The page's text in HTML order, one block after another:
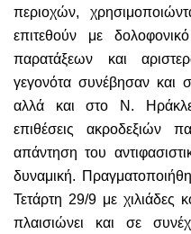
περιοχών,
επιτεθούν με
παρατάξεων και
γεγονότα συνέβησαν και
αλλά και στο Ν.
επιθέσεις ακροδεξιών
απάντηση του
δυναμική.
Τετάρτη 29/9 με χιλιάδες
πλαισιώνει και σε